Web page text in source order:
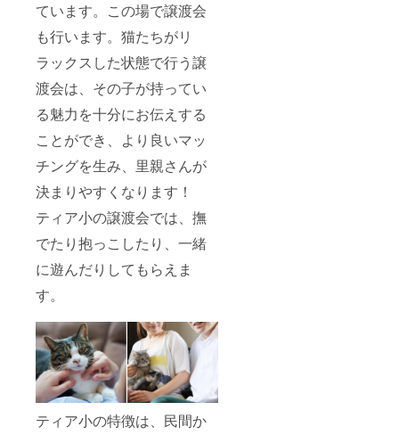
ています。この場で譲渡会
も行います。猫たちがリ
ラックスした状態で行う譲
渡会は、その子が持ってい
る魅力を十分にお伝えする
ことができ、より良いマッ
チングを生み、里親さんが
決まりやすくなります！
ティア小の譲渡会では、撫
でたり抱っこしたり、一緒
に遊んだりしてもらえま
す。
ティア小の特徴は、民間か